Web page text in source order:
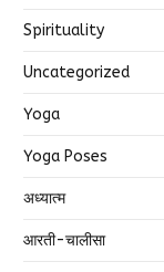
Spirituality
Uncategorized
Yoga
Yoga Poses
अध्यात्म
आरती-चालीसा